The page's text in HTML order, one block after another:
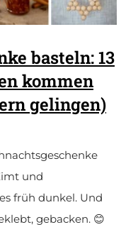
basteln: 13
kommen
gelingen)
und
früh dunkel. Und
gebacken. 😊